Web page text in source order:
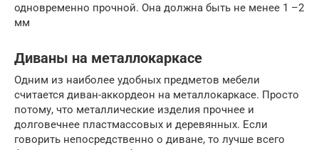
одновременно прочной. Она должна быть не менее 1 –2
мм
Диваны на металлокаркасе
Одним из наиболее удобных предметов мебели
считается диван-аккордеон на металлокаркасе. Просто
потому, что металлические изделия прочнее и
долговечнее пластмассовых и деревянных. Если
говорить непосредственно о диване, то лучше всего